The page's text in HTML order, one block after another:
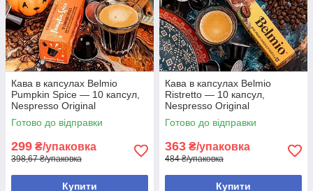
Кава в капсулах Belmio
Pumpkin Spice — 10 капсул,
Nespresso Original
Готово до відправки
299 ₴/упаковка
398,67 ₴/упаковка
Купити
Кава в капсулах Belmio
Ristretto — 10 капсул,
Nespresso Original
Готово до відправки
363 ₴/упаковка
484 ₴/упаковка
Купити